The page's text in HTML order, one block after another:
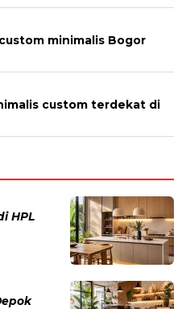
minimalis Bogor
custom terdekat di
HPL